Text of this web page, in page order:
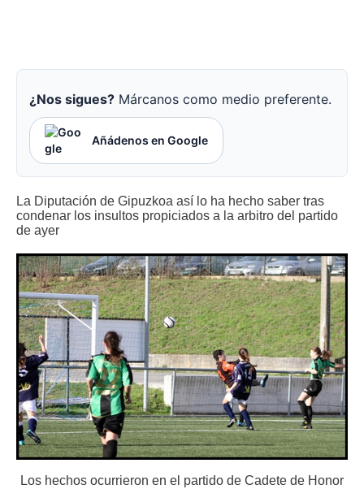
¿Nos sigues? Márcanos como medio preferente.
Añádenos en Google
La Diputación de Gipuzkoa así lo ha hecho saber tras
condenar los insultos propiciados a la arbitro del partido
de ayer
Los hechos ocurrieron en el partido de Cadete de Honor